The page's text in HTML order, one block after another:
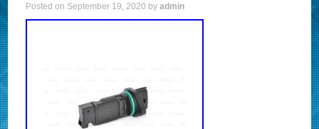
Posted on September 19, 2020 byadmin